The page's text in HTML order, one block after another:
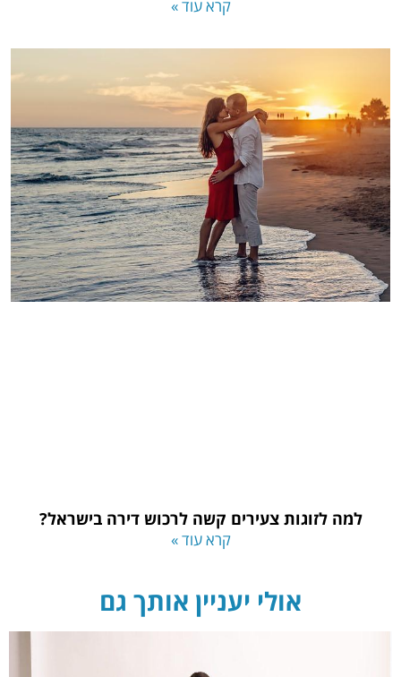
קרא עוד »
למה לזוגות צעירים קשה לרכוש דירה בישראל?
קרא עוד »
אולי יעניין אותך גם